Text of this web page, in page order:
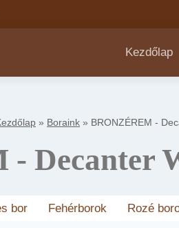
Kezdőlap
» Boraink » BRONZÉREM -
Decanter
bor Fehérborok Rozé